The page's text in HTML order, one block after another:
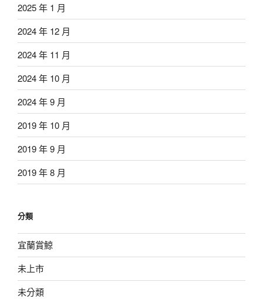
2025 年 1 月
2024 年 12 月
2024 年 11 月
2024 年 10 月
2024 年 9 月
2019 年 10 月
2019 年 9 月
2019 年 8 月
分類
宜蘭賞鯨
未上市
未分類